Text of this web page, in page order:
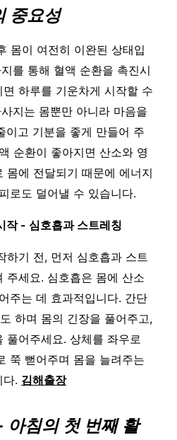
중요성
몸이 여전히 이완된 상태입
를 통해 혈액 순환을 촉진시
하루를 기운차게 시작할 수
지는 몸뿐만 아니라 마음을
이고 기분을 좋게 만들어 주
순환이 좋아지면 산소와 영
몸에 전달되기 때문에 에너지
로도 덜어낼 수 있습니다.
작 - 심호흡과 스트레칭
하기 전, 먼저 심호흡과 스트
주세요. 심호흡은 몸에 산소
주는 데 효과적입니다. 간단
하며 몸의 긴장을 풀어주고,
풀어주세요. 상체를 좌우로
쭉 뻗어주며 몸을 늘려주는
다. 김해출장
아침의 첫 번째 활